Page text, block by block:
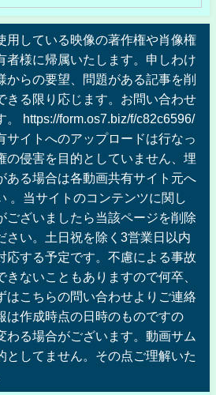
用している映像の著作権や肖像権
者様に帰属いたします。申しわけ
からの要望、問題がある記事を削
きる限り応じます。お問い合わせ
。 https://form.os7.biz/f/c82c6596/
サイトへのアップロードは行なっ
の侵害を目的としていません、埋
ある場合は各動画共有サイト元へ
。当サイトのコンテンツに関し
ございましたら当該ページを削除
さい。土日祝を除く3営業日以内
応する予定です。不慮による事故
ないこともありますので何卒、
はこちらの問い合わせよりご連絡
は作成時点の日時のものですの
わる場合がございます。動画サム
としてません。その点ご理解いた